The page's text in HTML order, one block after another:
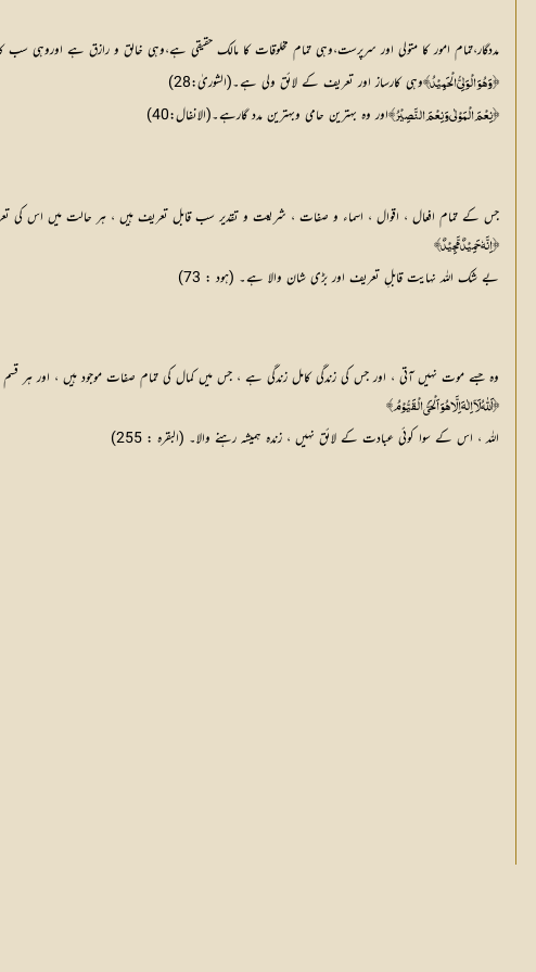
مددگار،تمام امور کا متولی اور سرپرست،وہی تمام مخلوقات کا مالک حقیقی ہے،وہی خالق و رازق ہے اوروہی
﴿ وَهُوَ الْوَلِيُّ الْحَمِيْدُ ﴾وہی کارساز اور تعریف کے لائق ولی ہے۔(الشوریٰ:28)
﴿نِعْمَ الْمَوْلٰى وَنِعْمَ النَّصِيْرُ ﴾اور وہ بہترین حامی وبہترین مدد گارہے۔(الانفال:40)
جس کے تمام افعال ، اقوال ، اسماء و صفات ، شریعت و تقدیر سب قابل تعریف ہیں ، ہر حالت میں اس کی تعریف کی
﴿اِنَّهٗ حَمِيْدٌ مَّجِيْدٌ ﴾
بے شک اللہ نہایت قابلِ تعریف اور بڑی شان والا ہے۔ (ہود : 73)
وہ جسے موت نہیں آتی ، اور جس کی زندگی کامل زندگی ہے ، جس میں کمال کی تمام صفات موجود ہیں ، اور ہر قسم کے
﴿اَللّٰهُ لَآ اِلٰهَ اِلَّا ھُوَ اَلْحَيُّ الْقَيُّوْمُ ﴾
اللہ ، اس کے سوا کوئی عبادت کے لائق نہیں ، زندہ ہمیشہ رہنے والا۔ (البقرہ : 255)